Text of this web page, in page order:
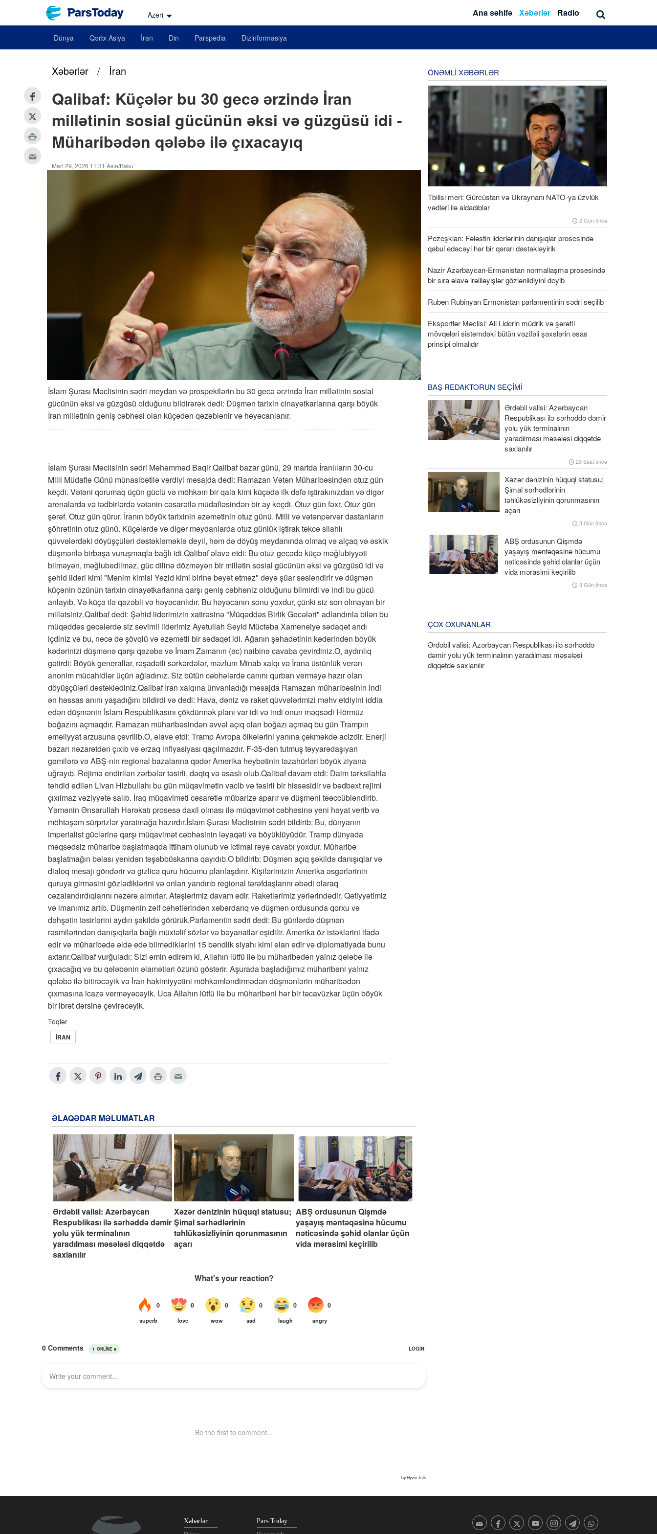
Azeri Ana səhifə Xəbərlər Radio
Dünya Qərbi Asiya İran Din Parspedia Dizinformasiya
Xəbərlər / İran
Qalibaf: Küçələr bu 30 gecə ərzində İran
millətinin sosial gücünün əksi və güzgüsü idi -
Müharibədən qələbə ilə çıxacayıq
Mart 29, 2026 11:31 Asia/Baku
İslam Şurası Məclisinin sədri meydan və prospektlərin bu 30 gecə ərzində İran millətinin sosial
gücünün əksi və güzgüsü olduğunu bildirərək dedi: Düşmən tarixin cinayətkarlarına qarşı böyük
İran millətinin geniş cəbhəsi olan küçədən qəzəblənir və həyəcanlanır.
İslam Şurası Məclisinin sədri Məhəmməd Baqir Qalibaf bazar günü, 29 martda İranlıların 30-cu
Milli Müdafiə Günü münasibətilə verdiyi mesajda dedi: Ramazan Vətən Müharibəsindən otuz gün
keçdi. Vətəni qorumaq üçün güclü və möhkəm bir qala kimi küçədə ilk dəfə iştirakınızdan və digər
arenalarda və tədbirlərdə vətənin cəsarətlə müdafiəsindən bir ay keçdi. Otuz gün fəxr. Otuz gün
şərəf. Otuz gün qürur. İranın böyük tarixinin əzəmətinin otuz günü. Milli və vətənpərvər dastanların
şöhrətinin otuz günü. Küçələrdə və digər meydanlarda otuz günlük iştirak təkcə silahlı
qüvvələrdəki döyüşçüləri dəstəkləməklə deyil, həm də döyüş meydanında olmaq və alçaq və əskik
düşmənlə birbaşa vuruşmaqla bağlı idi.Qalibaf əlavə etdi: Bu otuz gecədə küçə məğlubiyyəti
bilməyən, məğlubedilməz, güc dilinə dözməyən bir millətin sosial gücünün əksi və güzgüsü idi və
şəhid lideri kimi "Mənim kimisi Yezid kimi birinə beyət etməz" deyə şüar səsləndirir və düşmən
küçənin özünün tarixin cinayətkarlarına qarşı geniş cəbhəniz olduğunu bilmirdi və indi bu gücü
anlayıb. Və küçə ilə qəzəbli və həyəcanlıdır. Bu həyəcanın sonu yoxdur, çünki siz son olmayan bir
millətsiniz.Qalibaf dedi: Şəhid liderimizin xatirəsinə "Müqəddəs Birlik Gecələri" adlandırıla bilən bu
müqəddəs gecələrdə siz sevimli liderimiz Ayətullah Seyid Müctəba Xameneiyə sədaqət andı
içdiniz və bu, necə də şövqlü və əzəmətli bir sədaqət idi. Ağanın şəhadətinin kədərindən böyük
kədərinizi düşmənə qarşı qəzəbə və İmam Zamanın (əc) naibinə cavaba çevirdiniz.O, aydınlıq
gətirdi: Böyük generallar, rəşadətli sərkərdələr, məzlum Minab xalqı və İrana üstünlük verən
anonim mücahidlər üçün ağladınız. Siz bütün cəbhələrdə canını qurban verməyə hazır olan
döyüşçüləri dəstəklədiniz.Qalibaf İran xalqına ünvanladığı mesajda Ramazan müharibəsinin indi
ən həssas anını yaşadığını bildirdi və dedi: Hava, dəniz və raket qüvvələrimizi məhv etdiyini iddia
edən düşmənin İslam Respublikasını çökdürmək planı var idi və indi onun məqsədi Hörmüz
boğazını açmaqdır. Ramazan müharibəsindən əvvəl açıq olan boğazı açmaq bu gün Trampın
əməliyyat arzusuna çevrilib.O, əlavə etdi: Tramp Avropa ölkələrini yanına çəkməkdə acizdir. Enerji
bazarı nəzarətdən çıxıb və ərzaq inflyasiyası qaçılmazdır. F-35-dən tutmuş təyyarədaşıyan
gəmilərə və ABŞ-nin regional bazalarına qədər Amerika heybətinin təzahürləri böyük ziyana
uğrayıb. Rejimə endirilən zərbələr təsirli, dəqiq və əsaslı olub.Qalibaf davam etdi: Daim tərksilahla
təhdid edilən Livan Hizbullahı bu gün müqavimətin vacib və təsirli bir hissəsidir və bədbəxt rejimi
çıxılmaz vəziyyətə salıb. İraq müqaviməti cəsarətlə mübarizə aparır və düşməni təəccübləndirib.
Yəmənin Ənsarullah Hərəkatı prosesə daxil olması ilə müqavimət cəbhəsinə yeni həyat verib və
möhtəşəm sürprizlər yaratmağa hazırdır.İslam Şurası Məclisinin sədri bildirib: Bu, dünyanın
imperialist güclərinə qarşı müqavimət cəbhəsinin ləyaqəti və böyüklüyüdür. Tramp dünyada
məqsədsiz müharibə başlatmaqda ittiham olunub və ictimai rəyə cavabı yoxdur. Müharibə
başlatmağın bəlası yenidən təşəbbüskarına qayıdıb.O bildirib: Düşmən açıq şəkildə danışıqlar və
dialoq mesajı göndərir və gizlicə quru hücumu planlaşdırır. Kişilərimizin Amerika əsgərlərinin
quruya girməsini gözlədiklərini və onları yandırıb regional tərəfdaşlarını əbədi olaraq
cəzalandırdıqlarını nəzərə almırlar. Atəşlərimiz davam edir. Raketlərimiz yerlərindədir. Qətiyyətimiz
və imanımız artıb. Düşmənin zəif cəhətlərindən xəbərdarıq və düşmən ordusunda qorxu və
dəhşətin təsirlərini aydın şəkildə görürük.Parlamentin sədri dedi: Bu günlərdə düşmən
rəsmilərindən danışıqlarla bağlı müxtəlif sözlər və bəyanatlar eşidilir. Amerika öz istəklərini ifadə
edir və müharibədə əldə edə bilmədiklərini 15 bəndlik siyahı kimi elan edir və diplomatiyada bunu
axtarır.Qalibaf vurğuladı: Sizi əmin edirəm ki, Allahın lütfü ilə bu müharibədən yalnız qələbə ilə
çıxacağıq və bu qələbənin əlamətləri özünü göstərir. Aşurada başladığımız müharibəni yalnız
qələbə ilə bitirəcəyik və İran hakimiyyətini möhkəmləndirmədən düşmənlərin müharibədən
çıxmasına icazə verməyəcəyik. Uca Allahın lütfü ilə bu müharibəni hər bir təcavüzkar üçün böyük
bir ibrət dərsinə çevirəcəyik.
Teqlər
İRAN
ƏLAQƏDAR MƏLUMATLAR
Ərdəbil valisi: Azərbaycan
Respublikası ilə sərhəddə dəmir
yolu yük terminalının
yaradılması məsələsi diqqətdə
saxlanılır
Xəzər dənizinin hüquqi statusu;
Şimal sərhədlərinin
təhlükəsizliyinin qorunmasının
açarı
ABŞ ordusunun Qişmdə
yaşayış məntəqəsinə hücumu
nəticəsində şəhid olanlar üçün
vida mərasimi keçirilib
ÖNƏMLI XƏBƏRLƏR
Tbilisi meri: Gürcüstan və Ukraynanı NATO-ya üzvlük
vədləri ilə aldadıblar
2 Gün öncə
Pezeşkian: Fələstin liderlərinin danışıqlar prosesində
qəbul edəcəyi hər bir qərarı dəstəkləyirik
Nazir Azərbaycan-Ermənistan normallaşma prosesində
bir sıra əlavə irəliləyişlər gözlənildiyini deyib
Ruben Rubinyan Ermənistan parlamentinin sədri seçilib
Ekspertlər Məclisi: Ali Liderin müdrik və şərəfli
mövqeləri sistemdəki bütün vəzifəli şəxslərin əsas
prinsipi olmalıdır
BAŞ REDAKTORUN SEÇIMI
Ərdəbil valisi: Azərbaycan
Respublikası ilə sərhəddə dəmir
yolu yük terminalının
yaradılması məsələsi diqqətdə
saxlanılır
23 Saat öncə
Xəzər dənizinin hüquqi statusu;
Şimal sərhədlərinin
təhlükəsizliyinin qorunmasının
açarı
3 Gün öncə
ABŞ ordusunun Qişmdə
yaşayış məntəqəsinə hücumu
nəticəsində şəhid olanlar üçün
vida mərasimi keçirilib
3 Gün öncə
ÇOX OXUNANLAR
Ərdəbil valisi: Azərbaycan Respublikası ilə sərhəddə
dəmir yolu yük terminalının yaradılması məsələsi
diqqətdə saxlanılır
Xəbərlər Pars Today